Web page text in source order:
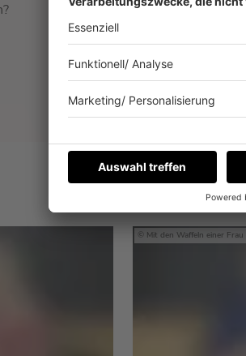
News zu
Mit den Waffeln einer Frau